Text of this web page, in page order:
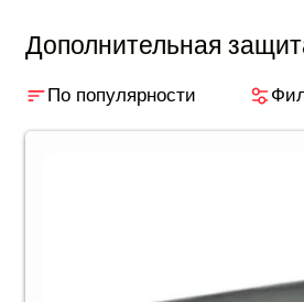
Дополнительная
По популярности